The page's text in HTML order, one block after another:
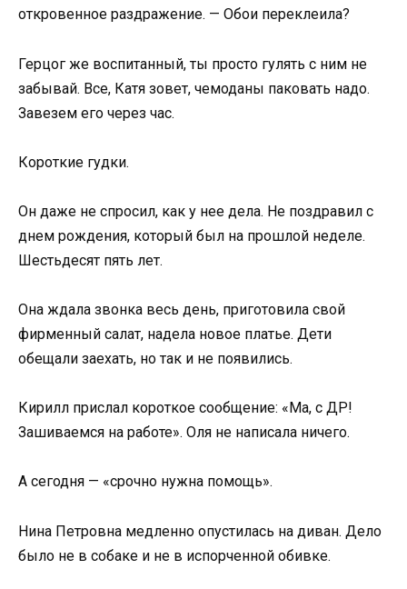
откровенное раздражение. — Обои переклеила?
Герцог же воспитанный, ты просто гулять с ним не
забывай. Все, Катя зовет, чемоданы паковать надо.
Завезем его через час.
Короткие гудки.
Он даже не спросил, как у нее дела. Не поздравил с
днем рождения, который был на прошлой неделе.
Шестьдесят пять лет.
Она ждала звонка весь день, приготовила свой
фирменный салат, надела новое платье. Дети
обещали заехать, но так и не появились.
Кирилл прислал короткое сообщение: «Ма, с ДР!
Зашиваемся на работе». Оля не написала ничего.
А сегодня — «срочно нужна помощь».
Нина Петровна медленно опустилась на диван. Дело
было не в собаке и не в испорченной обивке.